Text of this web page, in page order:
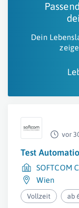
Dein
vor
Test
SOFTCOM
Wien
Vollzeit ab